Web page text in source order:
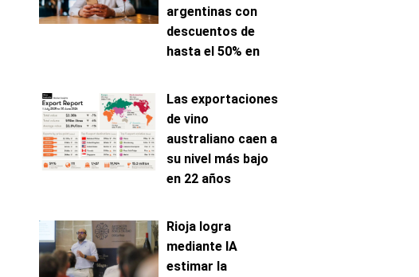
argentinas con
descuentos de
hasta el 50% en
Las exportaciones
de vino
australiano caen a
su nivel más bajo
en 22 años
Rioja logra
mediante IA
estimar la